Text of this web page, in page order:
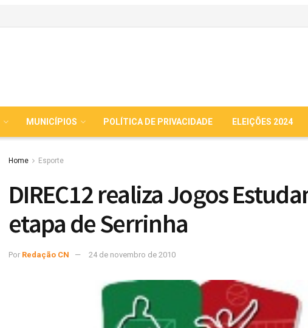
MUNICÍPIOS POLÍTICA DE PRIVACIDADE ELEIÇÕES 2024
Home Esporte
DIREC12 realiza Jogos
etapa de Serrinha
Por Redação CN 24 de novembro de 2010